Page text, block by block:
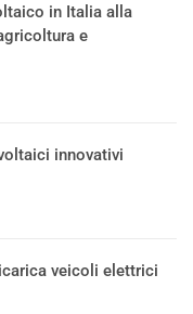
in Italia alla
e
innovativi
veicoli elettrici